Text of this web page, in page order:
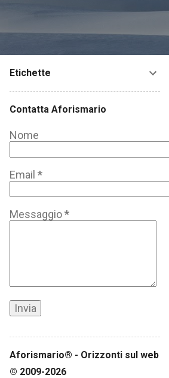
Etichette
Contatta Aforismario
Nome
Email *
Messaggio*
Aforismario® - Orizzonti sul web
© 2009-2026